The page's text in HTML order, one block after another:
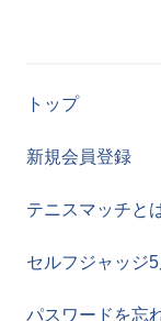
トップ
新規会員登録
テニスマッチと
セルフジャッジ5
パスワードを忘